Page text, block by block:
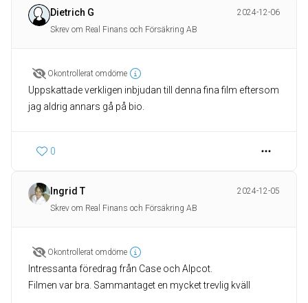
Dietrich G
2024-12-06
Skrev om Real Finans och Försäkring AB
Okontrollerat omdöme
Uppskattade verkligen inbjudan till denna fina film eftersom
jag aldrig annars gå på bio.
0
Ingrid T
2024-12-05
Skrev om Real Finans och Försäkring AB
Okontrollerat omdöme
Intressanta föredrag från Case och Alpcot.
Filmen var bra. Sammantaget en mycket trevlig kväll